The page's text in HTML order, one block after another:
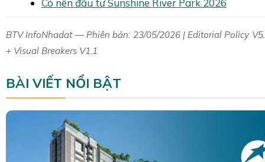
Có nên đầu tư Sunshine River Park 2026
BTV InfoNhadat — Phiên bản: 23/05/2026 | Editorial Policy
+ Visual Breakers V1.1
BÀI VIẾT NỔI BẬT